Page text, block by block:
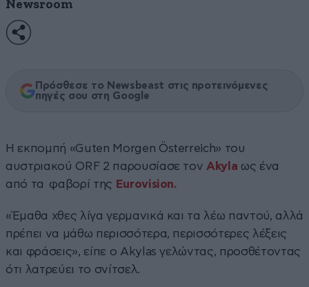
Newsroom
Πρόσθεσε το Newsbeast στις προτεινόμενες
πηγές σου στη Google
Η εκπομπή «Guten Morgen Österreich» του
αυστριακού ORF 2 παρουσίασε τον Akyla ως ένα
από τα φαβορί της Eurovision.
«Έμαθα χθες λίγα γερμανικά και τα λέω παντού, αλλά
πρέπει να μάθω περισσότερα, περισσότερες λέξεις
και φράσεις», είπε ο Akylas γελώντας, προσθέτοντας
ότι λατρεύει το σνίτσελ.